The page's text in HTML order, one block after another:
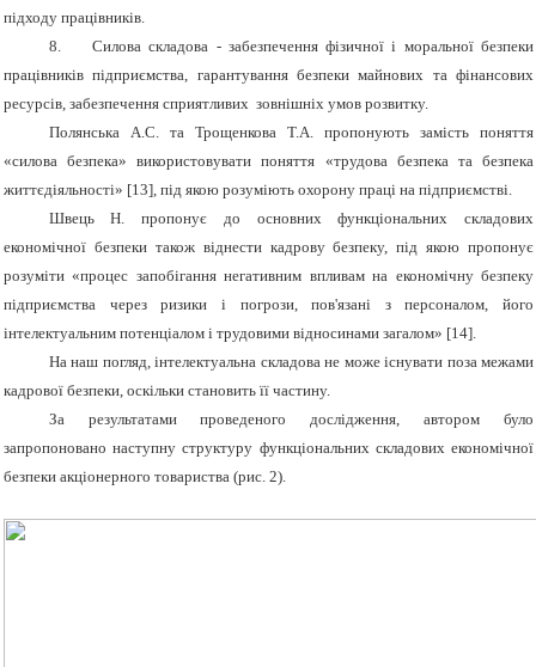
підходу працівників.
8.
Силова складова - забезпечення фізичної і моральної безпеки
працівників підприємства, гарантування безпеки майнових та фінансових
ресурсів, забезпечення сприятливих зовнішніх умов розвитку.
Полянська А.С. та Трощенкова Т.А. пропонують замість поняття
«силова безпека» використовувати поняття «трудова безпека та безпека
життєдіяльності» [13], під якою розуміють охорону праці на підприємстві.
Швець Н. пропонує до основних функціональних складових
економічної безпеки також віднести кадрову безпеку, під якою пропонує
розуміти «процес запобігання негативним впливам на економічну безпеку
підприємства через ризики і погрози, пов'язані з персоналом, його
інтелектуальним потенціалом і трудовими відносинами загалом» [14].
На наш погляд, інтелектуальна складова не може існувати поза межами
кадрової безпеки, оскільки становить її частину.
За результатами проведеного дослідження, автором було
запропоновано наступну структуру функціональних складових економічної
безпеки акціонерного товариства (рис. 2).